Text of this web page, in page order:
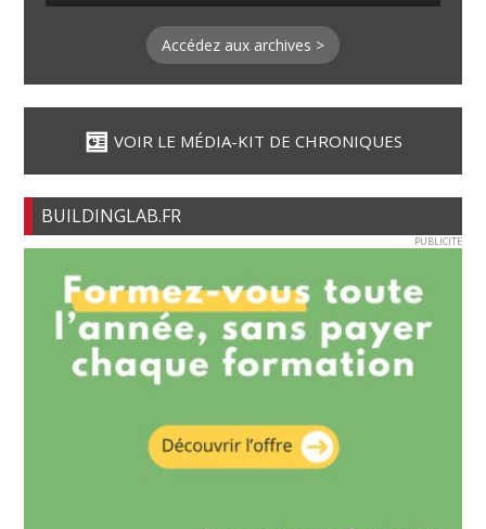
Accédez aux archives >
VOIR LE MÉDIA-KIT DE CHRONIQUES
BUILDINGLAB.FR
PUBLICITE